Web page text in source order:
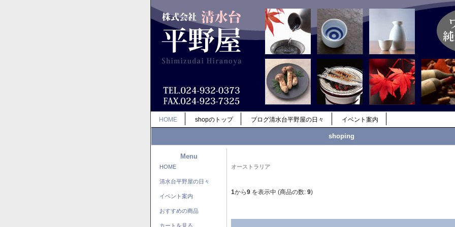
HOME shopのトップ ブログ清水台平野屋の日々 イベント案内
shoping
Menu
HOME
清水台平野屋の日々
イベント案内
おすすめの商品
カートを見る
オーストラリア
1から9 を表示中 (商品の数: 9)